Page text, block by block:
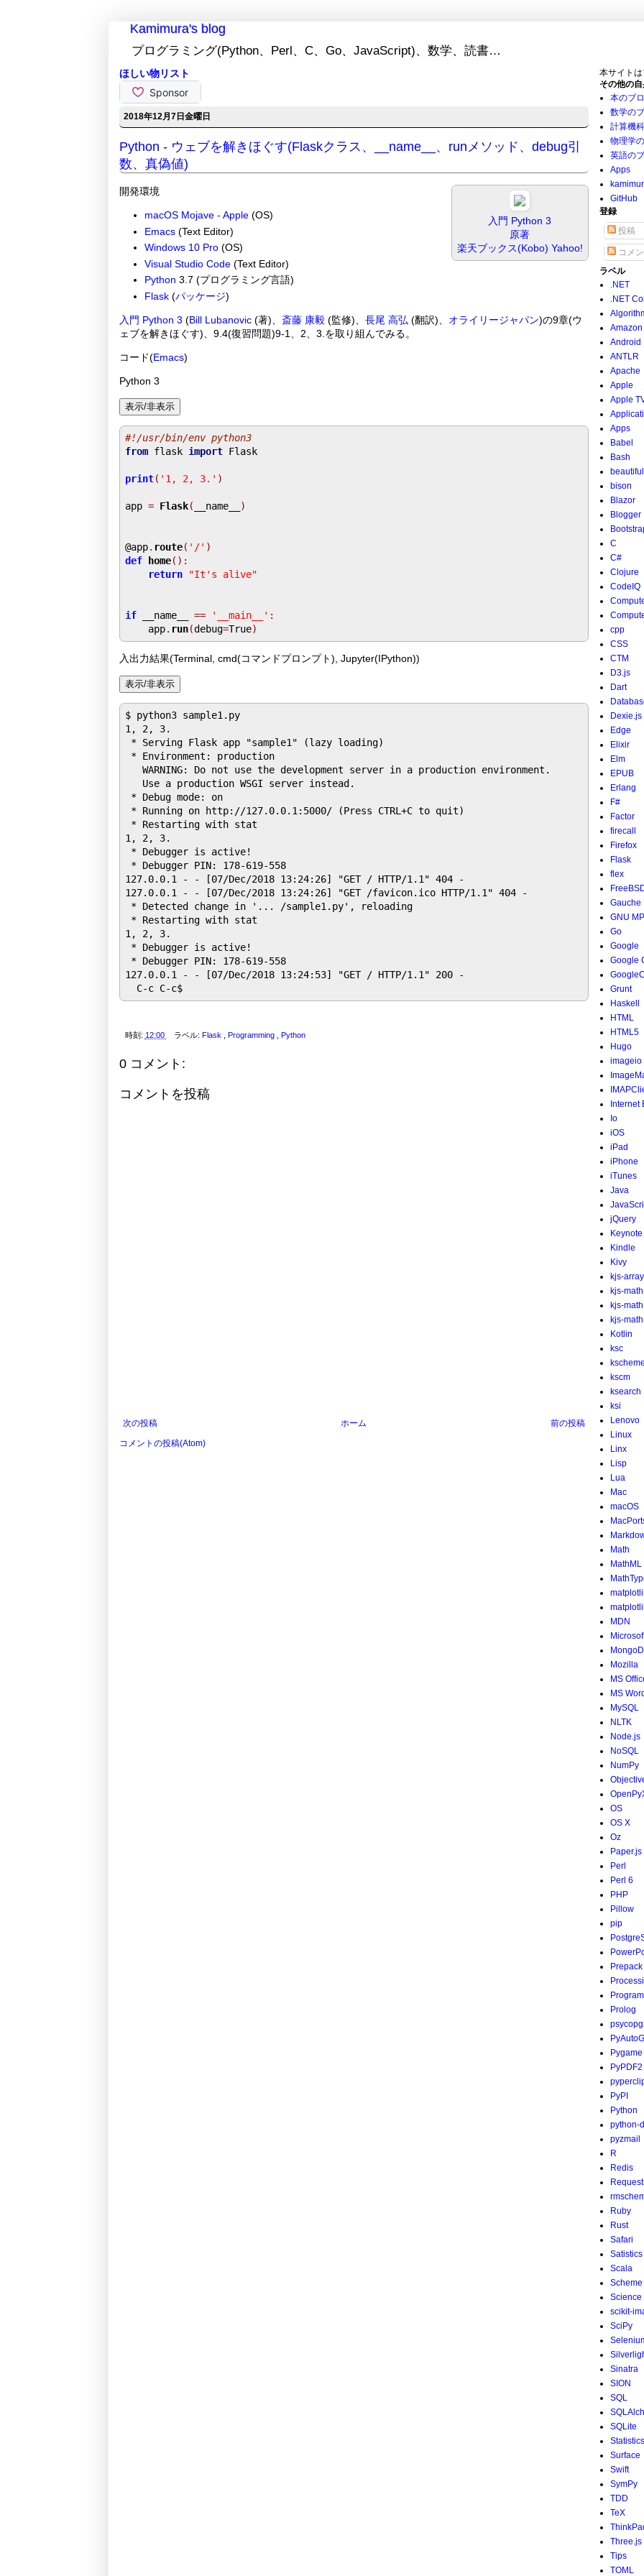
Kamimura's blog
プログラミング(Python、Perl、C、Go、JavaScript)、数学、読書…
ほしい物リスト
2018年12月7日金曜日
Python - ウェブを解きほぐす(Flaskクラス、__name__、runメソッド、debug引
数、真偽値)
入門 Python 3
原著
楽天ブックス(Kobo) Yahoo!
開発環境
macOS Mojave - Apple(OS)
Emacs(Text Editor)
Windows 10 Pro(OS)
Visual Studio Code(Text Editor)
Python 3.7 (プログラミング言語)
Flask(パッケージ)
入門 Python 3 (Bill Lubanovic(著)、 斎藤 康毅(監修)、 長尾 高弘 (翻訳)、 オライリージャパン)の9章(ウ
ェブを解きほぐす)、9.4(復習問題)9-1、2、3.を取り組んでみる。
コード(Emacs)
Python 3
#!/usr/bin/env python3
from flask import Flask
print( '1, 2, 3.' )
app = Flask( __name__ )
@app. route( '/' )
def home():
return
"It's alive"
if __name__ == '__main__' :
    app
. run(debug=True)
入出力結果(Terminal, cmd(コマンドプロンプト), Jupyter(IPython))
$ python3 sample1.py
1, 2, 3.
* Serving Flask app "sample1" (lazy loading)
* Environment: production
   WARNING: Do not use the development server in a production environment.
   Use a production WSGI server instead.
* Debug mode: on
* Running on http://127.0.0.1:5000/ (Press CTRL+C to quit)
* Restarting with stat
1, 2, 3.
* Debugger is active!
* Debugger PIN: 178-619-558
127.0.0.1 - - [07/Dec/2018 13:24:26] "GET / HTTP/1.1" 404 -
127.0.0.1 - - [07/Dec/2018 13:24:26] "GET /favicon.ico HTTP/1.1" 404 -
* Detected change in '... /sample1.py', reloading
* Restarting with stat
1, 2, 3.
* Debugger is active!
* Debugger PIN: 178-619-558
127.0.0.1 - - [07/Dec/2018 13:24:53] "GET / HTTP/1.1" 200 -
時刻: 12:00 ラベル:Flask ,Programming ,Python
0 コメント:
コメントを投稿
次の投稿 前の投稿
ホーム
コメントの投稿(Atom)
本サイトは
その他の
本のブ
数学の
計算機
物理学
英語の
Apps
GitHub
登録
投稿
コメン
ラベル
.NET
.NET
Amazon
Android
ANTLR
Apache
Apple
Apple
Apps
Babel
Bash
bison
Blazor
Blogger
C
C#
Clojure
CodeIQ
cpp
CSS
CTM
D3.js
Dart
Dexie.js
Edge
Elixir
Elm
EPUB
Erlang
F#
Factor
firecall
Firefox
Flask
flex
Gauche
GNU
Go
Google
Google
Grunt
Haskell
HTML
HTML5
Hugo
imageio
Internet
Io
iOS
iPad
iPhone
iTunes
Java
jQuery
Keynote
Kindle
Kivy
kjs-array
kjs-
kjs-
kjs-
Kotlin
ksc
kscheme
kscm
ksearch
ksi
Lenovo
Linux
Linx
Lisp
Lua
Mac
macOS
Math
MathML
MDN
Mozilla
MS
MS Word
MySQL
NLTK
Node.js
NoSQL
NumPy
OS
OS X
Oz
Paper.js
Perl
Perl 6
PHP
Pillow
pip
Prepack
Prolog
Pygame
PyPDF2
PyPI
Python
python-
pyzmail
R
Redis
Ruby
Rust
Safari
Satistics
Scala
Scheme
Science
scikit-
SciPy
Sinatra
SION
SQL
SQLite
Statistics
Surface
Swift
SymPy
TDD
TeX
Three.js
Tips
TOML